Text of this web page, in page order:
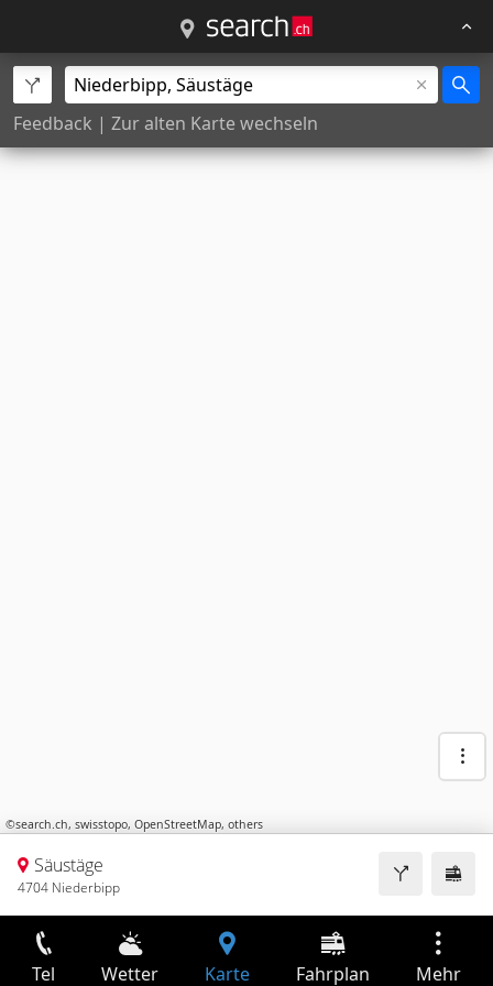
Feedback | Zur alten Karte wechseln
©search.ch, swisstopo, OpenStreetMap, others
Säustäge
4704 Niederbipp
Tel Wetter Karte Fahrplan Mehr